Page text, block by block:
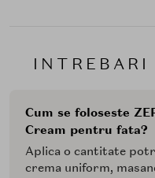
INTREBARI
Cum se foloseste
Cream pentru fata?
Aplica o cantitate
crema uniform,